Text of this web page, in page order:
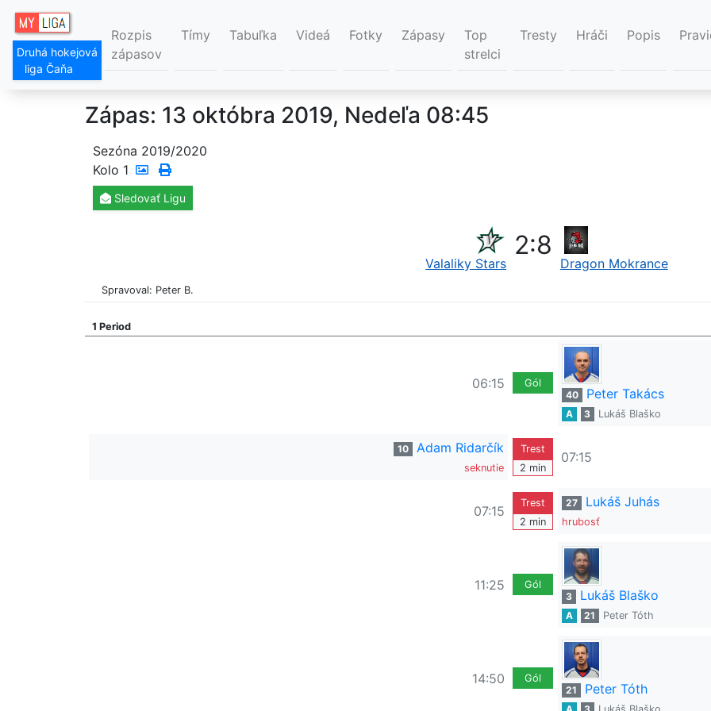
Druhá hokejová
liga Čaňa
Rozpis
zápasov
Tímy Tabuľka Videá Fotky Zápasy
Top
strelci
Tresty Hráči Popis
Zápas: 13 októbra 2019, Nedeľa 08:45
Sezóna 2019/2020
Kolo 1
Sledovať Ligu
Valaliky Stars
2:8
Dragon Mokrance
Spravoval: Peter B.
1 Period
06:15
Gól
40
Peter Takács
A 3 Lukáš Blaško
10 Adam Ridarčík
seknutie
Trest
2 min
07:15
07:15
Trest
2 min
27 Lukáš Juhás
hrubosť
11:25
Gól
3
Lukáš Blaško
A 21 Peter Tóth
14:50
Gól
21
Peter Tóth